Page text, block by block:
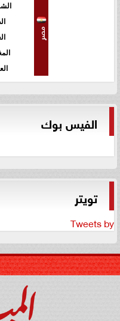
مصر
الفيس بوك
تويتر
Tweets by